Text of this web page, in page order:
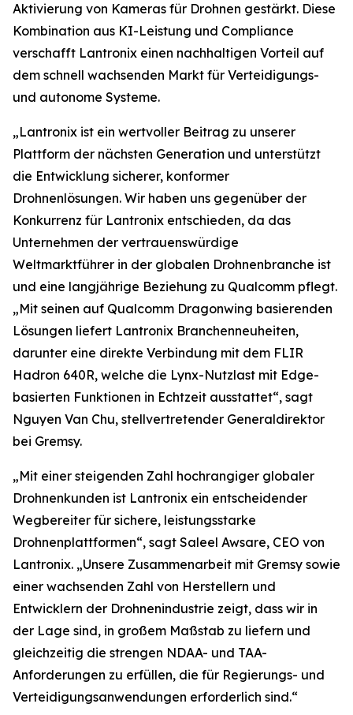
Aktivierung von Kameras für Drohnen gestärkt. Diese
Kombination aus KI-Leistung und Compliance
verschafft Lantronix einen nachhaltigen Vorteil auf
dem schnell wachsenden Markt für Verteidigungs-
und autonome Systeme.
„Lantronix ist ein wertvoller Beitrag zu unserer
Plattform der nächsten Generation und unterstützt
die Entwicklung sicherer, konformer
Drohnenlösungen. Wir haben uns gegenüber der
Konkurrenz für Lantronix entschieden, da das
Unternehmen der vertrauenswürdige
Weltmarktführer in der globalen Drohnenbranche ist
und eine langjährige Beziehung zu Qualcomm pflegt.
„Mit seinen auf Qualcomm Dragonwing basierenden
Lösungen liefert Lantronix Branchenneuheiten,
darunter eine direkte Verbindung mit dem FLIR
Hadron 640R, welche die Lynx-Nutzlast mit Edge-
basierten Funktionen in Echtzeit ausstattet“, sagt
Nguyen Van Chu, stellvertretender Generaldirektor
bei Gremsy.
„Mit einer steigenden Zahl hochrangiger globaler
Drohnenkunden ist Lantronix ein entscheidender
Wegbereiter für sichere, leistungsstarke
Drohnenplattformen“, sagt Saleel Awsare, CEO von
Lantronix. „Unsere Zusammenarbeit mit Gremsy sowie
einer wachsenden Zahl von Herstellern und
Entwicklern der Drohnenindustrie zeigt, dass wir in
der Lage sind, in großem Maßstab zu liefern und
gleichzeitig die strengen NDAA- und TAA-
Anforderungen zu erfüllen, die für Regierungs- und
Verteidigungsanwendungen erforderlich sind.“